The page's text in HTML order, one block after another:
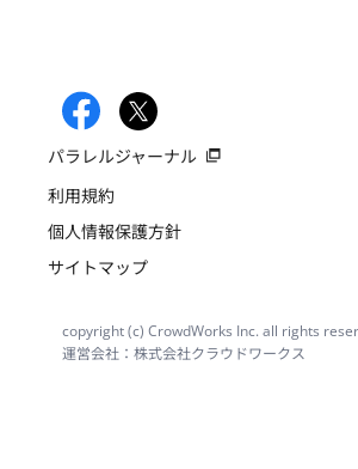
パラレルジャーナル
利用規約
個人情報保護方針
サイトマップ
copyright (c) CrowdWorks Inc. all rights
運営会社：株式会社クラウドワークス